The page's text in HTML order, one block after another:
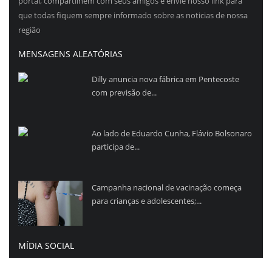
que todas fiquem sempre informado sobre as noticias de nossa
região
MENSAGENS ALEATÓRIAS
Dilly anuncia nova fábrica em Pentecoste
com previsão de...
Ao lado de Eduardo Cunha, Flávio Bolsonaro
participa de...
Campanha nacional de vacinação começa
para crianças e adolescentes;...
MÍDIA SOCIAL